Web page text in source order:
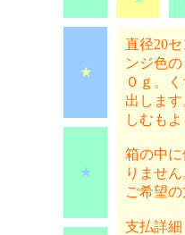
★
直径20
ンジ色
０ｇ。
出しま
しむも
箱の中
りません
ご希望
支払詳細
★